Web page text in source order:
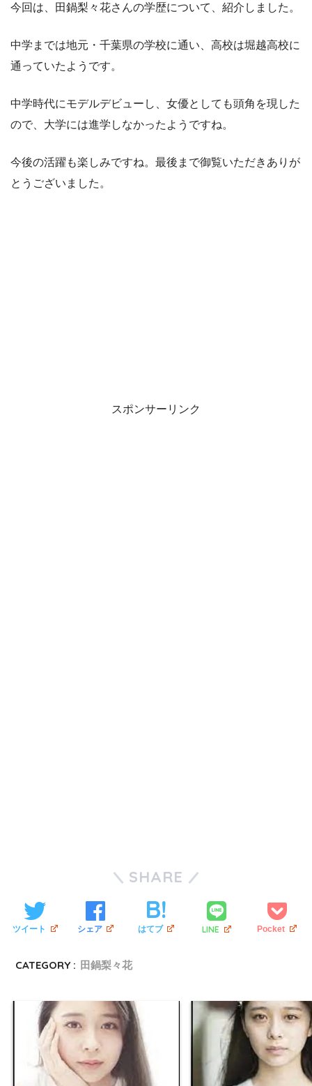
今回は、田鍋梨々花さんの学歴について、紹介しました。
中学までは地元・千葉県の学校に通い、高校は堀越高校に
通っていたようです。
中学時代にモデルデビューし、女優としても頭角を現した
ので、大学には進学しなかったようですね。
今後の活躍も楽しみですね。最後まで御覧いただきありが
とうございました。
スポンサーリンク
SHARE
ツイート シェア はてブ LINE Pocket
CATEGORY : 田鍋梨々花